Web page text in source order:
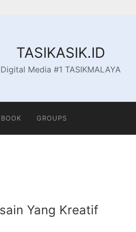
TASIKASIK.ID
Digital Media #1 TASIKMALAYA
GROUPS
Yang Kreatif